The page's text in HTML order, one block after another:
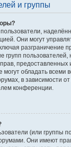
и группы
Они могут
разграничение
групп
обладать всеми
в зависимости от
конференции.
(или группы
Они имеют